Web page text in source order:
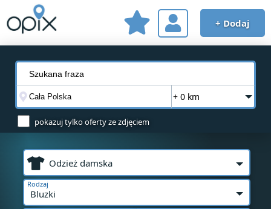
+ Dodaj
+ 0 km
pokazuj tylko oferty ze zdjęciem
Odzież damska
Bluzki
Rodzaj